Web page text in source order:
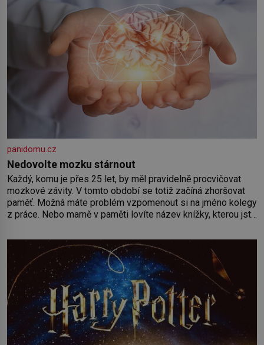
panidomu.cz
Nedovolte mozku stárnout
Každý, komu je přes 25 let, by měl pravidelně procvičovat
mozkové závity. V tomto období se totiž začíná zhoršovat
paměť. Možná máte problém vzpomenout si na jméno kolegy
z práce. Nebo marně v paměti lovíte název knížky, kterou jste
paměť rozhodla stávkovat. Cvičte